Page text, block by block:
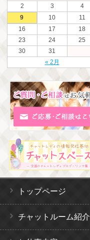
« 2月
2
3 4
9
10 11
16
17 18
23
24 25
30
31
トップページ
チャットルーム紹介